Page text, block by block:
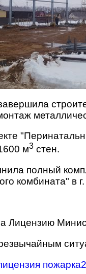
м3 стен.
полный
комбината" в
Лицензию